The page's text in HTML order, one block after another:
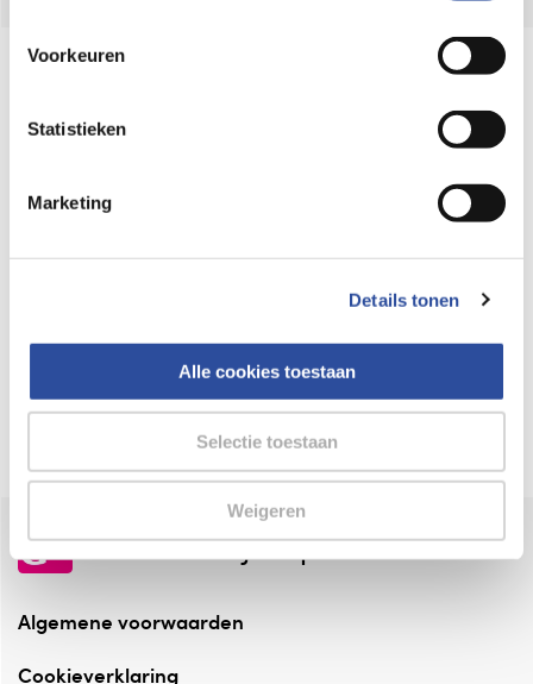
gegevensverwerking staat in de
Privacyverklaring
Voorkeuren
Statistieken
Marketing
Details tonen
Alle cookies toestaan
Selectie toestaan
Weigeren
Online aanbieder medicijnen
webshop mag verkopen.
⁠Verantwoorde zorg, ⁠ook online.
Altijd onze folder bij de hand
Check onze folders ⁠bij AlleFolders.
de vriendelijke specialist
Algemene voorwaarden
Cookieverklaring